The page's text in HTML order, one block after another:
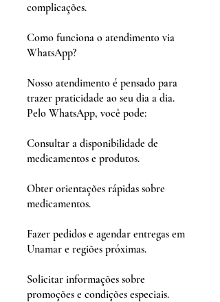
complicações.
Como funciona o atendimento via
WhatsApp?
Nosso atendimento é pensado para
trazer praticidade ao seu dia a dia.
Pelo WhatsApp, você pode:
Consultar a disponibilidade de
medicamentos e produtos.
Obter orientações rápidas sobre
medicamentos.
Fazer pedidos e agendar entregas em
Unamar e regiões próximas.
Solicitar informações sobre
promoções e condições especiais.